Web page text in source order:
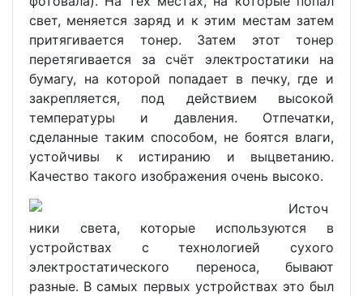
свет, меняется заряд и к этим местам затем
притягивается тонер. Затем этот тонер
перетягивается за счёт электростатики на
бумагу, на которой попадает в печку, где и
закрепляется, под действием высокой
температуры и давления. Отпечатки,
сделанные таким способом, не боятся влаги,
устойчивы к истиранию и выцветанию.
Качество такого изображения очень высоко.
Источ
ники света, которые используются в
устройствах с технологией сухого
электростатического переноса, бывают
разные. В самых первых устройствах это был